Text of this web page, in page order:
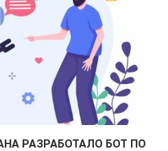
РАЗРАБОТАЛО БОТ ПО